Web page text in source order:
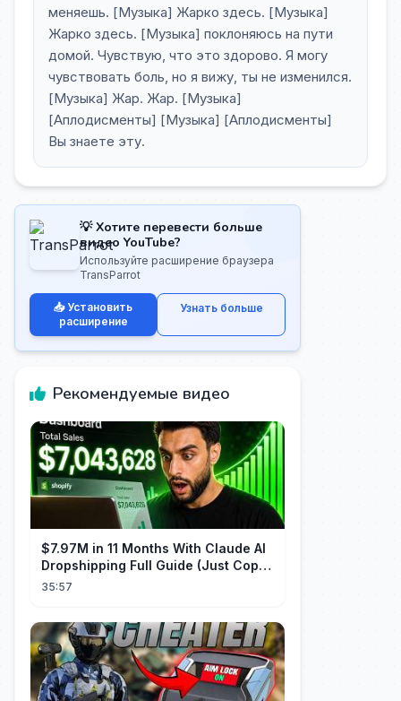
меняешь. [Музыка] Жарко здесь. [Музыка]
Жарко здесь. [Музыка] поклоняюсь на пути
домой. Чувствую, что это здорово. Я могу
чувствовать боль, но я вижу, ты не изменился.
[Музыка] Жар. Жар. [Музыка]
[Аплодисменты] [Музыка] [Аплодисменты]
Вы знаете эту.
💡 Хотите перевести больше
видео YouTube?
Используйте расширение браузера
TransParrot
📥 Установить
расширение
Узнать больше
Рекомендуемые видео
$7.97M in 11 Months With Claude AI
Dropshipping Full Guide (Just Copy
Me)
35:57